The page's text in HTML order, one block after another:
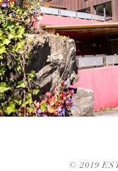
© 2019